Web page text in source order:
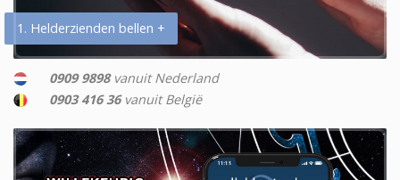
1. Helderzienden bellen +
0909 9898vanuit Nederland
0903 416 36vanuit België